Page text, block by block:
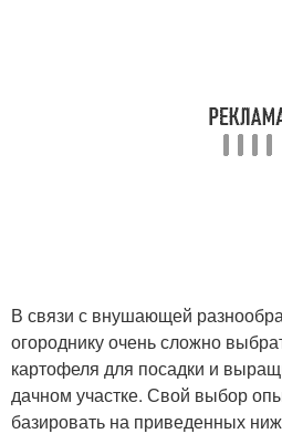
В связи с внушающей
огороднику очень сложно
картофеля для посадки и
дачном участке. Свой выбор
базировать на приведенных